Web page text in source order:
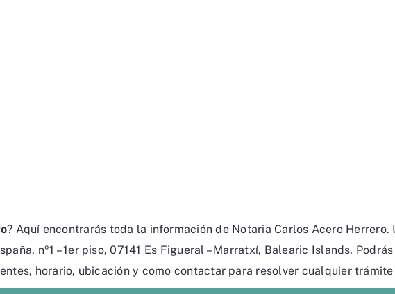
? Aquí encontrarás toda la información de Notaria Carlos Acero Herrero.
nº1 – 1er piso, 07141 Es Figueral – Marratxí, Balearic Islands.
horario, ubicación y como contactar para resolver cualquier